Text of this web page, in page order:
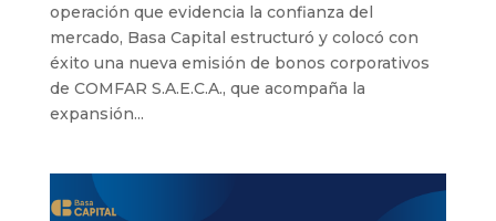
operación que evidencia la confianza del
mercado, Basa Capital estructuró y colocó con
éxito una nueva emisión de bonos corporativos
de COMFAR S.A.E.C.A., que acompaña la
expansión...